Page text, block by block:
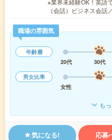
（会話）ビジネス会
職場の雰囲気
年齢層
20代
30代
男女比率
女性
も
気になる! 応募